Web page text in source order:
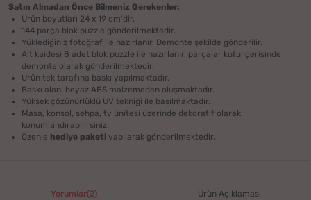
Satın Almadan Önce Bilmeniz Gerekenler:
Ürün boyutları 24 x 19 cm'dir.
144 parça blok puzzle gönderilmektedir.
Yüklediğiniz fotoğraf ile hazırlanır. Demonte şekilde gönderilir.
Alt kaidesi 8 adet blok puzzle ile hazırlanır, parçalar kutu içerisinde
demonte olarak gönderilmektedir.
Ürün tek tarafına baskı yapılmaktadır.
Baskı alanı beyaz ABS malzemeden oluşmaktadır.
Yüksek çözünürlüklü UV tekniği ile basılmaktadır.
Masa, konsol, sehpa, tv ünitesi üzerinde dekoratif olarak
konumlandırabilirsiniz.
Özenle hediye paketi yapılarak gönderilmektedir.
Yorumlar(2) Ürün Açıklaması